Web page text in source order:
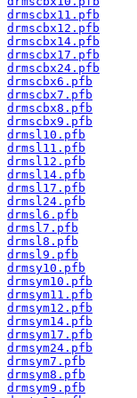
drmscbx11.pfb
drmscbx12.pfb
drmscbx14.pfb
drmscbx17.pfb
drmscbx24.pfb
drmscbx6.pfb
drmscbx7.pfb
drmscbx8.pfb
drmscbx9.pfb
drmsl10.pfb
drmsl11.pfb
drmsl12.pfb
drmsl14.pfb
drmsl17.pfb
drmsl24.pfb
drmsl6.pfb
drmsl7.pfb
drmsl8.pfb
drmsl9.pfb
drmsy10.pfb
drmsym10.pfb
drmsym11.pfb
drmsym12.pfb
drmsym14.pfb
drmsym17.pfb
drmsym24.pfb
drmsym7.pfb
drmsym8.pfb
drmsym9.pfb